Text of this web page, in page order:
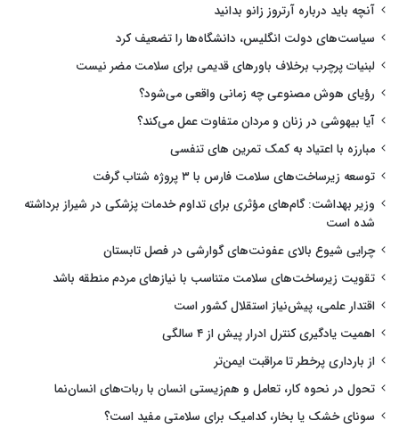
آنچه باید درباره آرتروز زانو بدانید
سیاست‌های دولت انگلیس، دانشگاه‌ها را تضعیف کرد
لبنیات پرچرب برخلاف باورهای قدیمی برای سلامت مضر نیست
رؤیای هوش مصنوعی چه زمانی واقعی می‌شود؟
آیا بیهوشی در زنان و مردان متفاوت عمل می‌کند؟
مبارزه با اعتیاد به کمک تمرین های تنفسی
توسعه زیرساخت‌های سلامت فارس با ۳ پروژه شتاب گرفت
وزیر بهداشت: گام‌های مؤثری برای تداوم خدمات پزشکی در شیراز برداشته
شده است
چرایی شیوع بالای عفونت‌های گوارشی در فصل تابستان
تقویت زیرساخت‌های سلامت متناسب با نیازهای مردم منطقه باشد
اقتدار علمی، پیش‌نیاز استقلال کشور است
اهمیت یادگیری کنترل ادرار پیش از ۴ سالگی
از بارداری پرخطر تا مراقبت ایمن‌تر
تحول در نحوه کار، تعامل و هم‌زیستی انسان با ربات‌های انسان‌نما
سونای خشک یا بخار، کدامیک برای سلامتی مفید است؟